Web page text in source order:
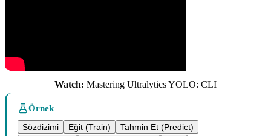
Watch: Mastering Ultralytics YOLO: CLI
Örnek
Sözdizimi
Eğit (Train)
Tahmin Et (Predict)